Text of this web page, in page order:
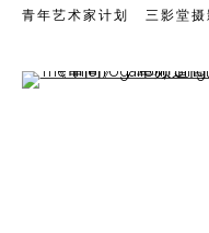
青年艺术家计划 三影堂摄
Open a larger version